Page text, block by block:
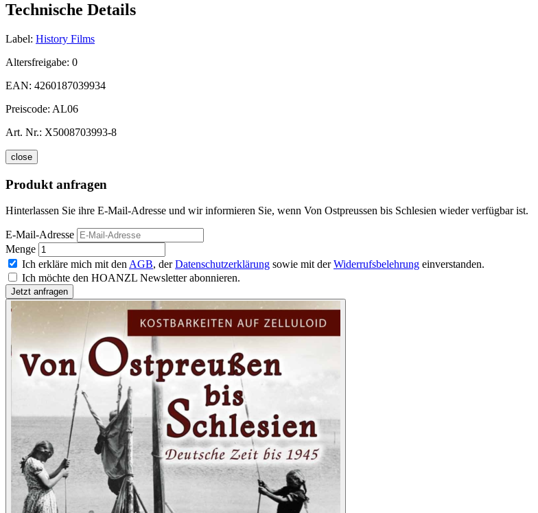
Technische Details
Label: History Films
Altersfreigabe: 0
EAN: 4260187039934
Preiscode: AL06
Art. Nr.: X5008703993-8
close
Produkt anfragen
Hinterlassen Sie ihre E-Mail-Adresse und wir informieren Sie, wenn Von Ostpreussen bis Schlesien wieder verfügbar ist.
E-Mail-Adresse
Menge
Ich erkläre mich mit den AGB, derDatenschutzerklärung sowie mit derWiderrufsbelehrung einverstanden.
Ich möchte den HOANZL Newsletter abonnieren.